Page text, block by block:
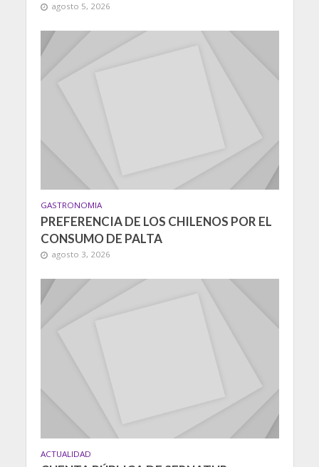
agosto 5, 2026
GASTRONOMIA
PREFERENCIA DE LOS CHILENOS POR EL
CONSUMO DE PALTA
agosto 3, 2026
ACTUALIDAD